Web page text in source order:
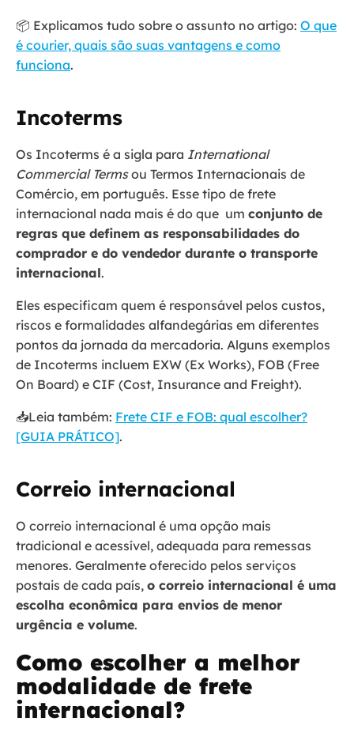
📦 Explicamos tudo sobre o assunto no artigo: O que
é courier, quais são suas vantagens e como
funciona.
Incoterms
Os Incoterms é a sigla para International
Commercial Termsou Termos Internacionais de
Comércio, em português. Esse tipo de frete
internacional nada mais é do que um conjunto de
regras que definem as responsabilidades do
comprador e do vendedor durante o transporte
internacional.
Eles especificam quem é responsável pelos custos,
riscos e formalidades alfandegárias em diferentes
pontos da jornada da mercadoria. Alguns exemplos
de Incoterms incluem EXW (Ex Works), FOB (Free
On Board) e CIF (Cost, Insurance and Freight).
📥Leia também: Frete CIF e FOB: qual escolher?
[GUIA PRÁTICO].
Correio internacional
O correio internacional é uma opção mais
tradicional e acessível, adequada para remessas
menores. Geralmente oferecido pelos serviços
postais de cada país, o correio internacional é uma
escolha econômica para envios de menor
urgência e volume.
Como escolher a melhor
modalidade de frete
internacional?